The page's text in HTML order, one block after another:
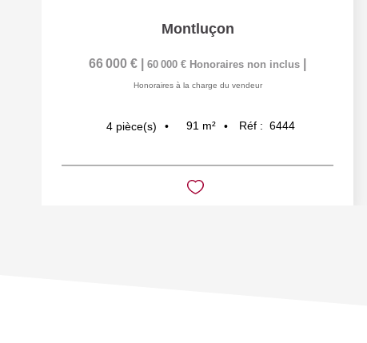
Montluçon
66 000 € 60 000 € Honoraires non inclus
Honoraires à la charge du vendeur
4 pièce(s) 91 m² Réf : 6444